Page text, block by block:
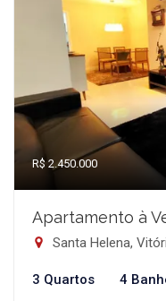
R$ 2.450.000
Apartamento à
Santa Helena,
3 Quartos 4